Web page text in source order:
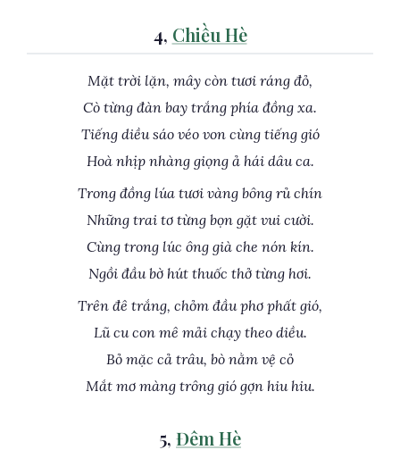
4, Chiều Hè
Mặt trời lặn, mây còn tươi ráng đỏ,
Cò từng đàn bay trắng phía đồng xa.
Tiếng diều sáo véo von cùng tiếng gió
Hoà nhịp nhàng giọng ả hái dâu ca.
Trong đồng lúa tươi vàng bông rủ chín
Những trai tơ từng bọn gặt vui cười.
Cùng trong lúc ông già che nón kín.
Ngồi đầu bờ hút thuốc thở từng hơi.
Trên đê trắng, chỏm đầu phơ phất gió,
Lũ cu con mê mải chạy theo diều.
Bỏ mặc cả trâu, bò nằm vệ cỏ
Mắt mơ màng trông gió gợn hiu hiu.
5, Đêm Hè